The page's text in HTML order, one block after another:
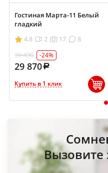
Гостиная Марта-11 Белый
гладкий
4.8
2 17
8
39 430
-24%
29 870
Купить в 1 клик
1